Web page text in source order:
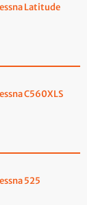
Latitude
C560XLS
525